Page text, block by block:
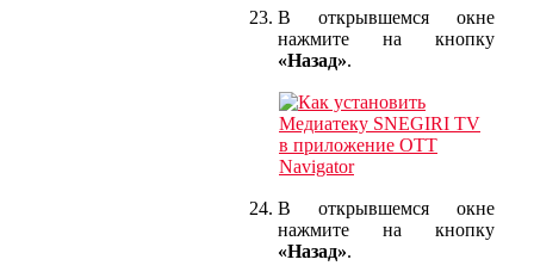
В открывшемся окне
нажмите на кнопку
«Назад».
В открывшемся окне
нажмите на кнопку
«Назад».